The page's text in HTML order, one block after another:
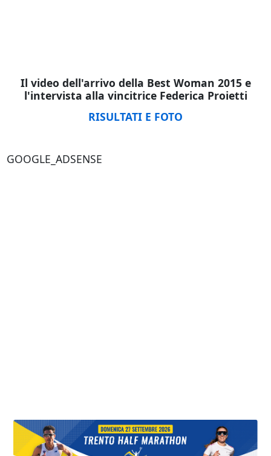
Il video dell'arrivo della Best Woman 2015 e
l'intervista alla vincitrice Federica Proietti
RISULTATI E FOTO
GOOGLE_ADSENSE